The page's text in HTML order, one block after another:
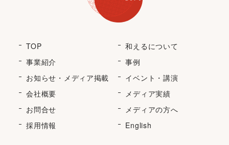
TOP
和えるについて
事業紹介
事例
お知らせ・メディア掲載
イベント・講演
会社概要
メディア実績
お問合せ
メディアの方へ
採用情報
English